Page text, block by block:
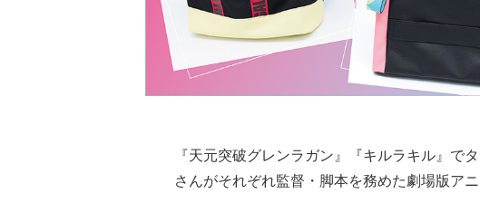
『天元突破グレンラガン』『キルラキル』で
さんがそれぞれ監督・脚本を務めた劇場版ア